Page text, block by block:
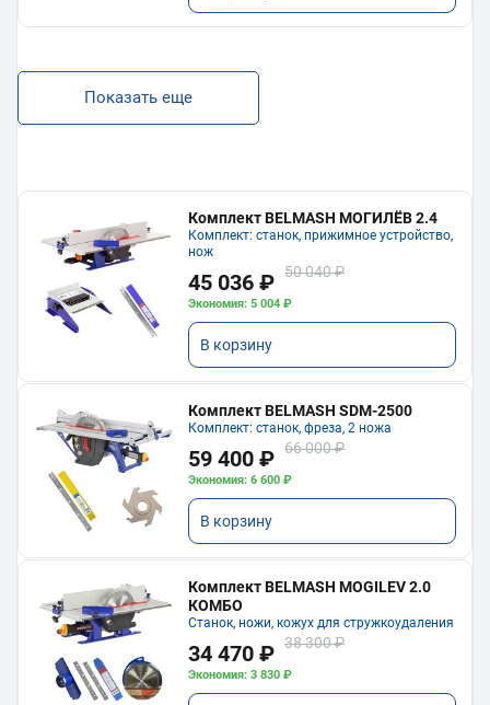
Показать еще
Комплект BELMASH МОГИЛЁВ 2.4
Комплект: станок, прижимное устройство,
нож
45 036 ₽ 50 040 ₽
Экономия: 5 004 ₽
В корзину
Комплект BELMASH SDM-2500
Комплект: станок, фреза, 2 ножа
59 400 ₽ 66 000 ₽
Экономия: 6 600 ₽
В корзину
Комплект BELMASH MOGILEV 2.0
КОМБО
Станок, ножи, кожух для стружкоудаления
34 470 ₽ 38 300 ₽
Экономия: 3 830 ₽